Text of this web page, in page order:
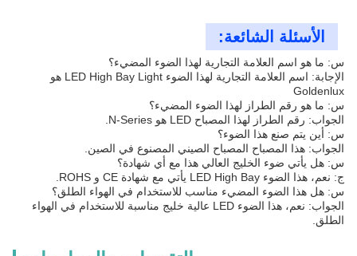
الأسئلة الشائعة:
س: ما هو اسم العلامة التجارية لهذا الضوء المضيء؟
الإجابة: اسم العلامة التجارية لهذا الضوء LED High Bay Light هو
Goldenlux
س: ما هو رقم الطراز لهذا الضوء المضيء؟
الجواب: رقم الطراز لهذا المصباح LED هو N-Series.
س: أين يتم صنع هذا الضوء؟
الجواب: هذا المصباح المصباح الصيني المصنوع في الصين.
س: هل يأتي ضوء الخليج العالي هذا مع أي شهادة؟
ج: نعم، هذا الضوء LED High Bay يأتي مع شهادة CE و ROHS.
س: هل هذا الضوء المضيء مناسب للاستخدام في الهواء الطلق؟
الجواب: نعم، هذا الضوء LED عالية خليج مناسبة للاستخدام في الهواء
الطلق.